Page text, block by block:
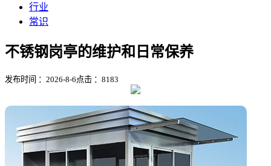
行业
常识
不锈钢岗亭的维护和日常保养
发布时间 ：2026-8-6 点击 ： 8183